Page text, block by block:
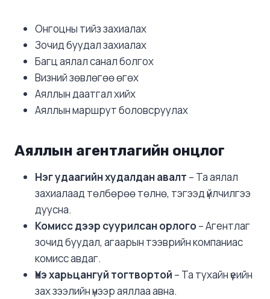
Онгоцны тийз захиалах
Зочид буудал захиалах
Багц аялал санал болгох
Визний зөвлөгөө өгөх
Аяллын даатгал хийх
Аяллын маршрут боловсруулах
Аяллын агентлагийн онцлог
Нэг удаагийн худалдан авалт – Та аялал
захиалаад төлбөрөө төлнө, тэгээд үйлчилгээ
дуусна.
Комисс дээр суурилсан орлого– Агентлаг
зочид буудал, агаарын тээврийн компаниас
комисс авдаг.
Үнэ харьцангуй тогтвортой – Та тухайн үеийн
зах зээлийн үнээр аяллаа авна.